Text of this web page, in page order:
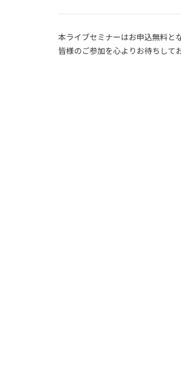
本ライブセミナーはお申込無料と
皆様のご参加を心よりお待ちして